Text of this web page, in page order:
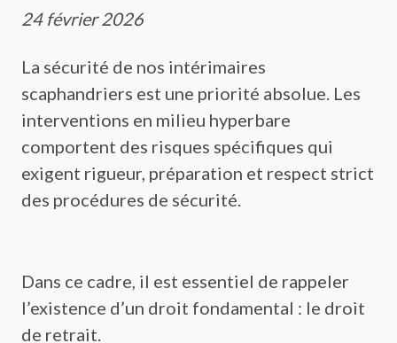
24 février 2026
La sécurité de nos intérimaires
scaphandriers est une priorité absolue. Les
interventions en milieu hyperbare
comportent des risques spécifiques qui
exigent rigueur, préparation et respect strict
des procédures de sécurité.
Dans ce cadre, il est essentiel de rappeler
l’existence d’un droit fondamental : le droit
de retrait.